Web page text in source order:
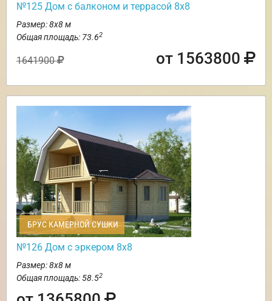
№125 Дом с балконом и террасой 8х8
Размер: 8х8 м
Общая площадь: 73.62
1641900 от 1563800
БРУС КАМЕРНОЙ СУШКИ
№126 Дом с эркером 8х8
Размер: 8х8 м
Общая площадь: 58.52